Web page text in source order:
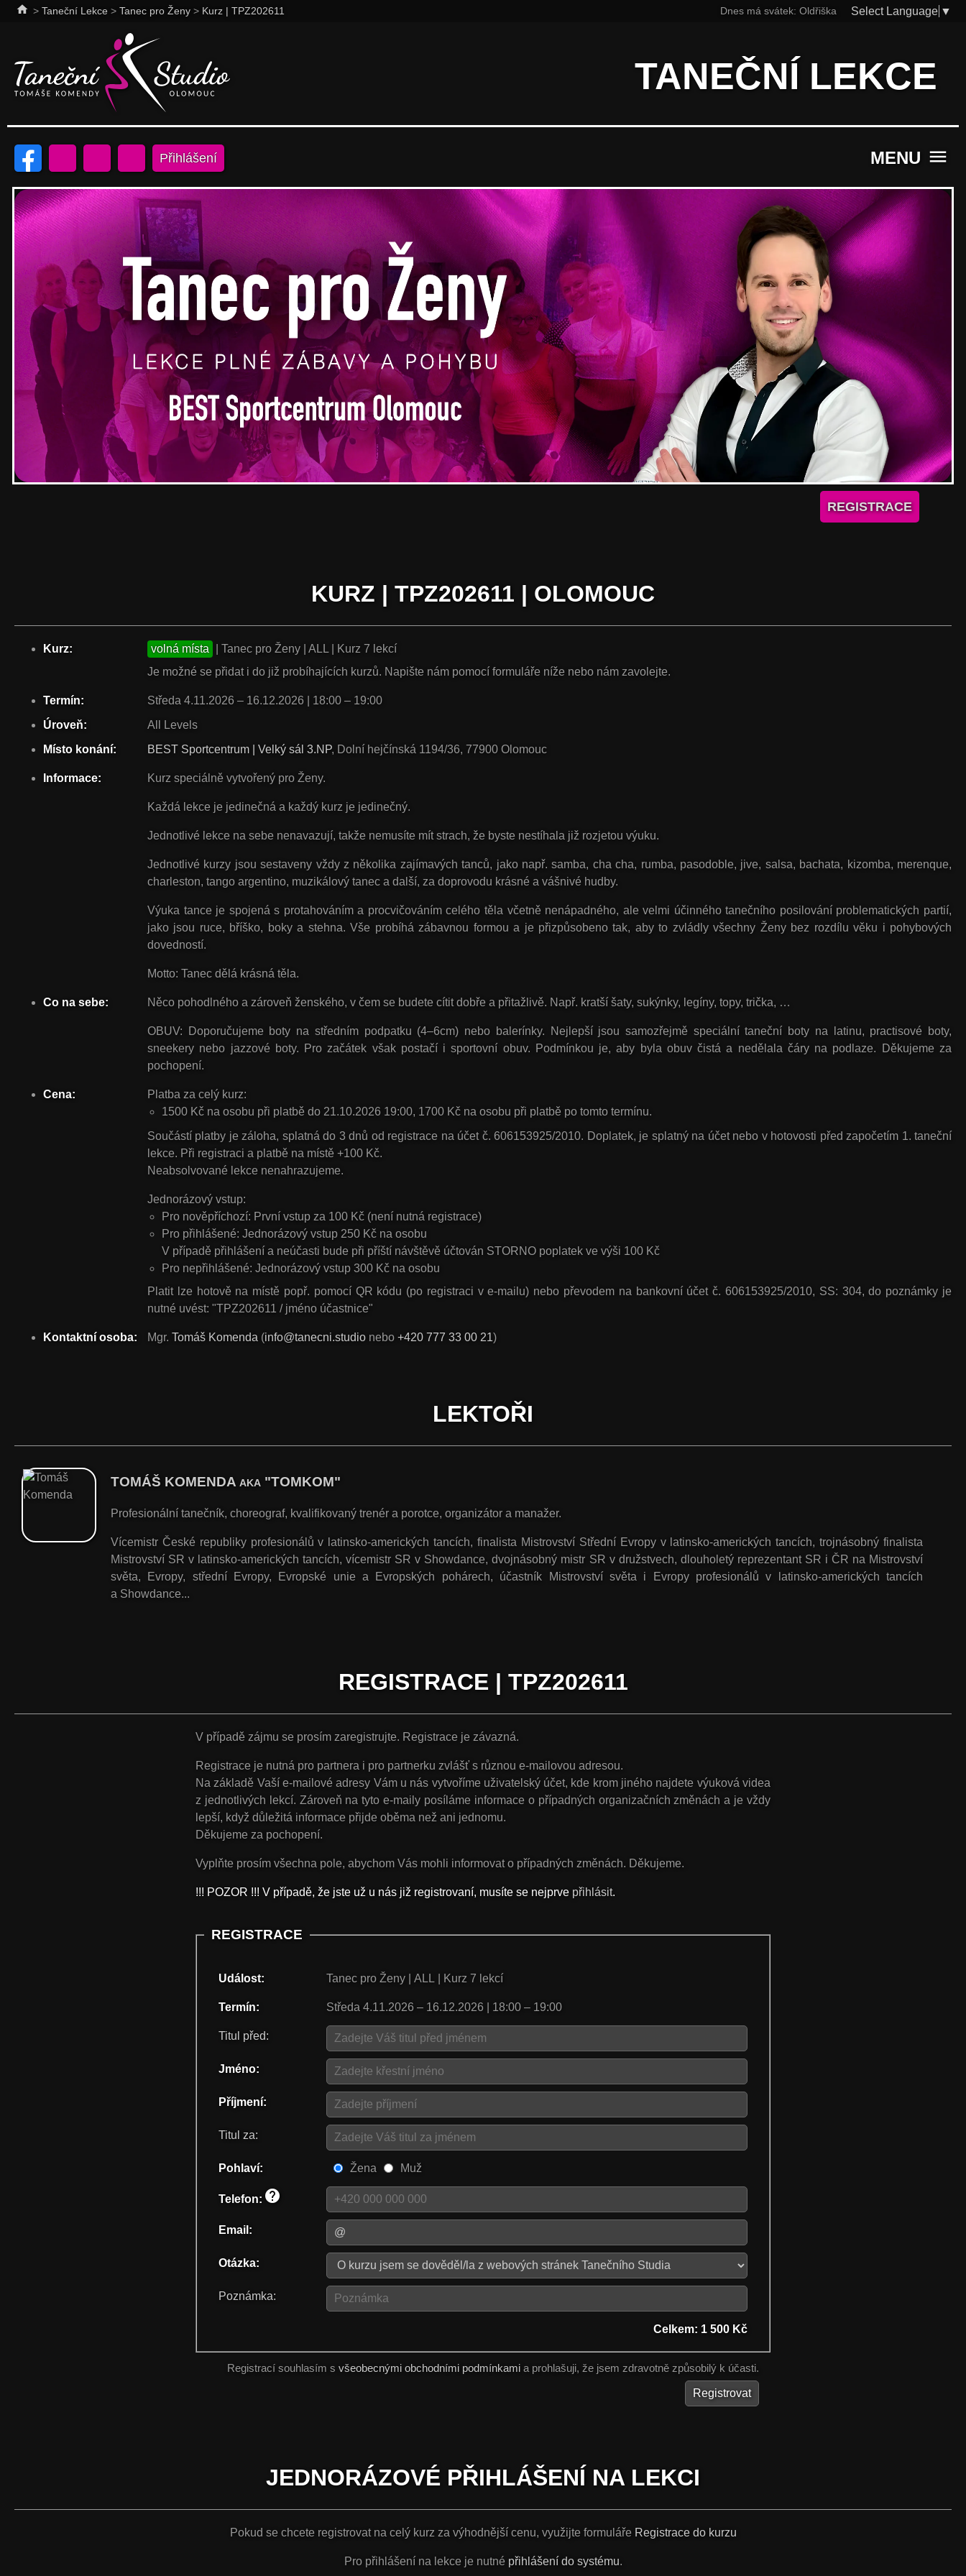
home > Taneční Lekce > Tanec pro Ženy > Kurz | TPZ202611 Dnes má svátek: Oldřiška Select Language ▼
Přihlášení
TANEČNÍ LEKCE
MENU menu
REGISTRACE
KURZ | TPZ202611 | OLOMOUC
Kurz: volná místa
| Tanec pro Ženy | ALL | Kurz 7 lekcí
Je možné se přidat i do již probíhajících kurzů. Napište nám pomocí formuláře níže nebo nám zavolejte.
Termín:
Středa 4.11.2026 – 16.12.2026 | 18:00 – 19:00
Úroveň:
All Levels
Místo konání:
BEST Sportcentrum | Velký sál 3.NP, Dolní hejčínská 1194/36, 77900 Olomouc
Informace: Kurz speciálně vytvořený pro Ženy.
Každá lekce je jedinečná a každý kurz je jedinečný.
Jednotlivé lekce na sebe nenavazují, takže nemusíte mít strach, že byste nestíhala již rozjetou výuku.
Jednotlivé kurzy jsou sestaveny vždy z několika zajímavých tanců, jako např.samba, cha cha, rumba, pasodoble, jive, salsa, bachata, kizomba, merenque,
charleston, tango argentino, muzikálový tanec a další, za doprovodu krásné a vášnivé hudby.
Výuka tance je spojená s protahováním a procvičováním celého těla včetně nenápadného, ale velmi účinného tanečního posilování problematických partií,
jako jsou ruce, bříško, boky a stehna. Vše probíhá zábavnou formou a je přizpůsobeno tak, aby to zvládly všechny Ženy bez rozdílu věku i pohybových
dovedností.
Motto: Tanec dělá krásná těla.
Co na sebe: Něco pohodlného a zároveň ženského, v čem se budete cítit dobře a přitažlivě. Např. kratší šaty, sukýnky, legíny, topy, trička, …
OBUV: Doporučujeme boty na středním podpatku (4–6cm) nebo balerínky. Nejlepší jsou samozřejmě speciální taneční boty na latinu, practisové boty,
sneekery nebo jazzové boty. Pro začátek však postačí i sportovní obuv. Podmínkou je, aby byla obuv čistá a nedělala čáry na podlaze. Děkujeme za
pochopení.
Cena:
Platba za celý kurz:
1500 Kč na osobu při platbě do 21.10.2026 19:00, 1700 Kč na osobu při platbě po tomto termínu.
Součástí platby je záloha, splatná do 3 dnů od registrace na účet č. 606153925/2010. Doplatek, je splatný na účet nebo v hotovosti před započetím 1. taneční
lekce. Při registraci a platbě na místě +100 Kč.
Neabsolvované lekce nenahrazujeme.
Jednorázový vstup:
Pro nověpříchozí: První vstup za 100 Kč (není nutná registrace)
Pro přihlášené: Jednorázový vstup 250 Kč na osobu
V případě přihlášení a neúčasti bude při příští návštěvě účtován STORNO poplatek ve výši 100 Kč
Pro nepřihlášené: Jednorázový vstup 300 Kč na osobu
Platit lze hotově na místě popř. pomocí QR kódu (po registraci v e-mailu) nebo převodem na bankovní účet č. 606153925/2010, SS: 304, do poznámky je
nutné uvést: "TPZ202611 / jméno účastnice"
Kontaktní osoba: Mgr. Tomáš Komenda (info@tanecni.studio nebo +420 777 33 00 21)
LEKTOŘI
TOMÁŠ KOMENDA AKA "TOMKOM"
Profesionální tanečník, choreograf, kvalifikovaný trenér a porotce, organizátor a manažer.
Vícemistr České republiky profesionálů v latinsko-amerických tancích, finalista Mistrovství Střední Evropy v latinsko-amerických tancích, trojnásobný finalista
Mistrovství SR v latinsko-amerických tancích, vícemistr SR v Showdance, dvojnásobný mistr SR v družstvech, dlouholetý reprezentant SR i ČR na Mistrovství
světa, Evropy, střední Evropy, Evropské unie a Evropských pohárech, účastník Mistrovství světa i Evropy profesionálů v latinsko-amerických tancích
a Showdance...
REGISTRACE | TPZ202611
V případě zájmu se prosím zaregistrujte. Registrace je závazná.
Registrace je nutná pro partnera i pro partnerku zvlášť s různou e-mailovou adresou.
Na základě Vaší e-mailové adresy Vám u nás vytvoříme uživatelský účet, kde krom jiného najdete výuková videa
z jednotlivých lekcí. Zároveň na tyto e-maily posíláme informace o případných organizačních změnách a je vždy
lepší, když důležitá informace přijde oběma než ani jednomu.
Děkujeme za pochopení.
Vyplňte prosím všechna pole, abychom Vás mohli informovat o případných změnách. Děkujeme.
!!! POZOR !!! V případě, že jste už u nás již registrovaní, musíte se nejprve přihlásit.
REGISTRACE
Událost: Tanec pro Ženy | ALL | Kurz 7 lekcí
Termín: Středa 4.11.2026 – 16.12.2026 | 18:00 – 19:00
Titul před:
Jméno:
Příjmení:
Titul za:
Pohlaví: Žena Muž
Telefon: help
Email:
Otázka:
Poznámka:
Celkem: 1 500 Kč
Registrací souhlasím s všeobecnými obchodními podmínkami a prohlašuji, že jsem zdravotně způsobilý k účasti.
JEDNORÁZOVÉ PŘIHLÁŠENÍ NA LEKCI
Pokud se chcete registrovat na celý kurz za výhodnější cenu, využijte formuláře Registrace do kurzu
Pro přihlášení na lekce je nutné přihlášení do systému.